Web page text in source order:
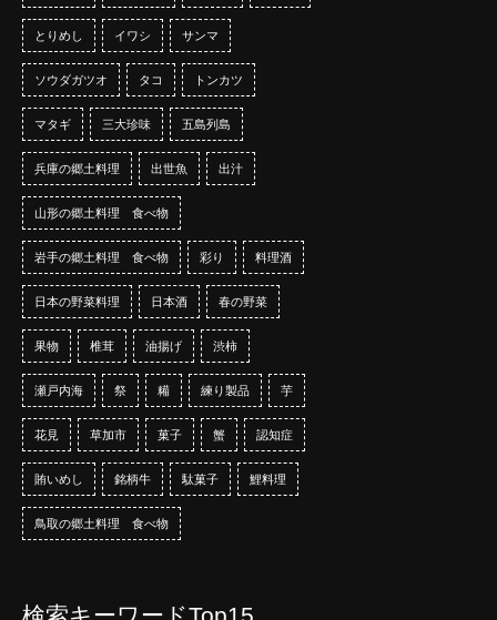
とりめし イワシ サンマ
ソウダガツオ タコ トンカツ
マタギ 三大珍味 五島列島
兵庫の郷土料理 出世魚 出汁
山形の郷土料理 食べ物
岩手の郷土料理 食べ物 彩り 料理酒
日本の野菜料理 日本酒 春の野菜
果物 椎茸 油揚げ 渋柿
瀬戸内海 祭 糒 練り製品 芋
花見 草加市 菓子 蟹 認知症
賄いめし 銘柄牛 駄菓子 鯉料理
鳥取の郷土料理 食べ物